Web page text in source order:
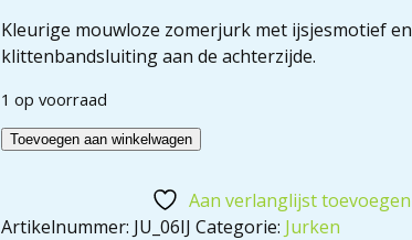
Kleurige mouwloze zomerjurk met ijsjesmotief en
klittenbandsluiting aan de achterzijde.
1 op voorraad
Toevoegen aan winkelwagen
Aan verlanglijst toevoegen
Artikelnummer: JU_06IJ Categorie: Jurken